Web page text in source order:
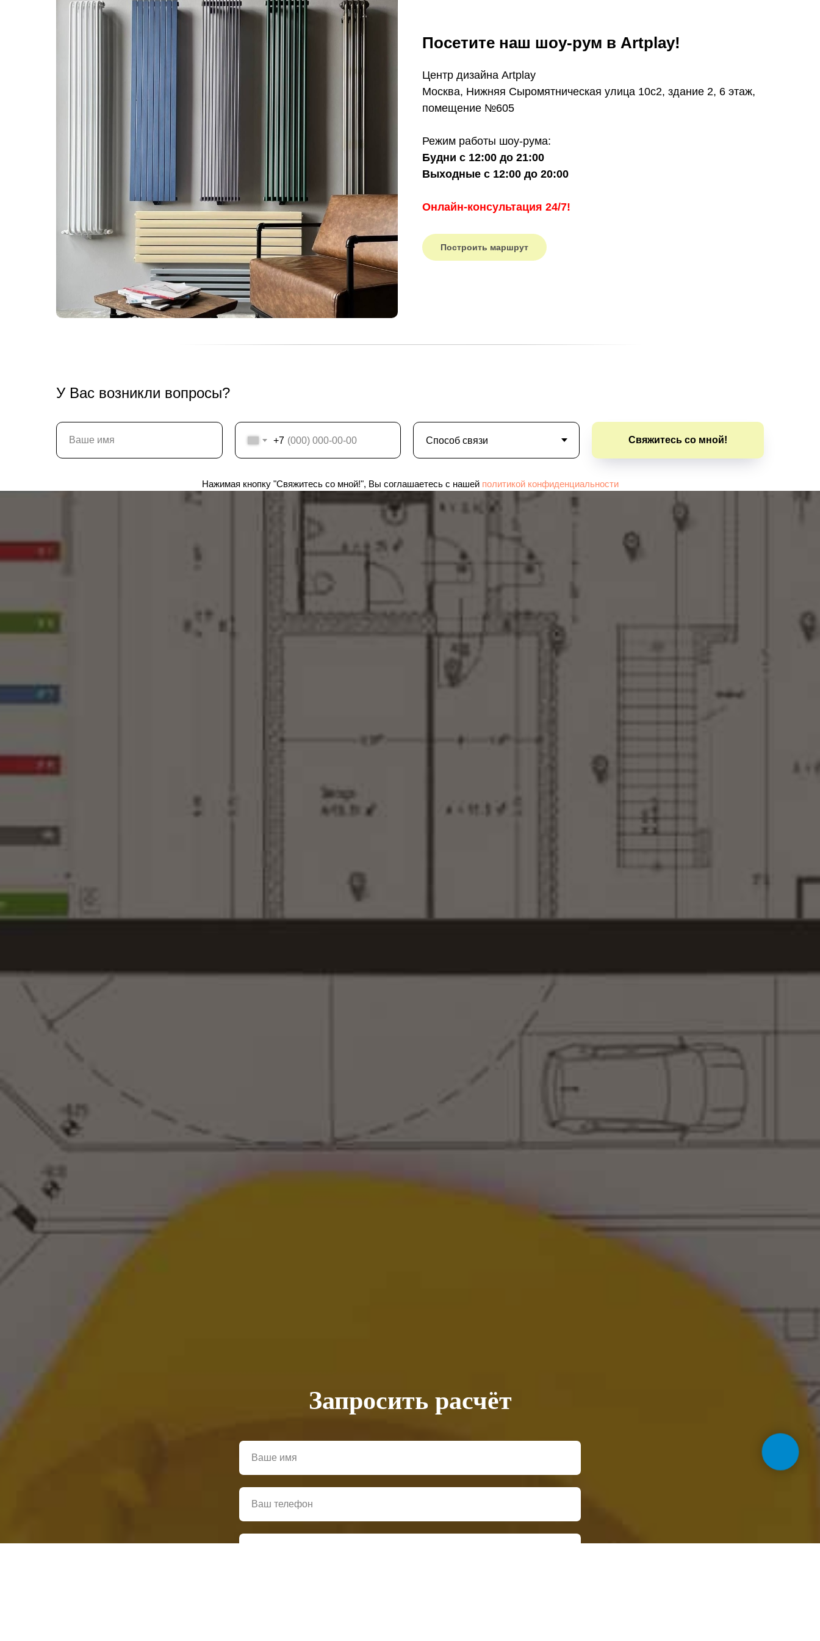
Посетите наш шоу-рум в Artplay!
Центр дизайна Artplay
Москва, Нижняя Сыромятническая улица 10с2, здание 2, 6 этаж,
помещение №605
Режим работы шоу-рума:
Будни с 12:00 до 21:00
Выходные с 12:00 до 20:00
Онлайн-консультация 24/7!
Построить маршрут
У Вас возникли вопросы?
+7 Свяжитесь со мной!
Нажимая кнопку "Свяжитесь со мной!", Вы соглашаетесь с нашей политикой конфиденциальности
Запросить расчёт